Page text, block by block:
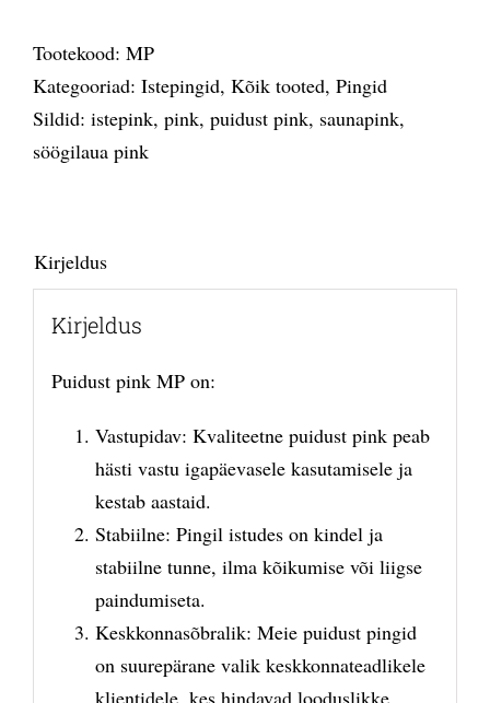
Tootekood: MP
Kategooriad: Istepingid, Kõik tooted, Pingid
Sildid: istepink, pink, puidust pink, saunapink,
söögilaua pink
Kirjeldus
Kirjeldus
Puidust pink MP on:
Vastupidav: Kvaliteetne puidust pink peab
hästi vastu igapäevasele kasutamisele ja
kestab aastaid.
Stabiilne: Pingil istudes on kindel ja
stabiilne tunne, ilma kõikumise või liigse
paindumiseta.
Keskkonnasõbralik: Meie puidust pingid
on suurepärane valik keskkonnateadlikele
klientidele, kes hindavad looduslikke